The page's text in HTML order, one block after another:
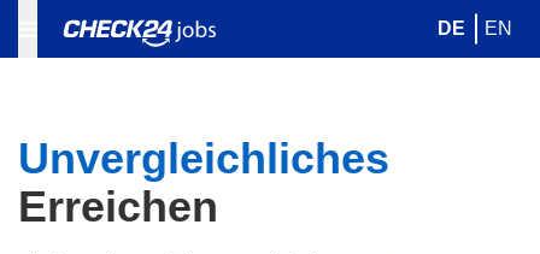
DE EN
Unvergleichliches
Erreichen